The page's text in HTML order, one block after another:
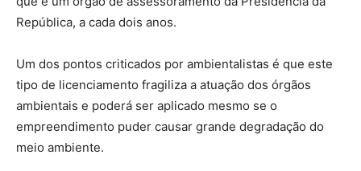
República, a cada dois anos.
Um dos pontos criticados por ambientalistas é que este
tipo de licenciamento fragiliza a atuação dos órgãos
ambientais e poderá ser aplicado mesmo se o
empreendimento puder causar grande degradação do
meio ambiente.